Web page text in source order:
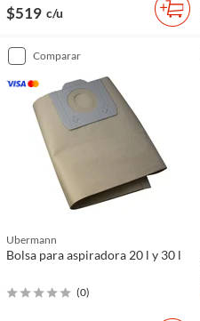
$519 c/u
comparar
Ubermann
Bolsa para aspiradora 20 l y 30 l
(0)